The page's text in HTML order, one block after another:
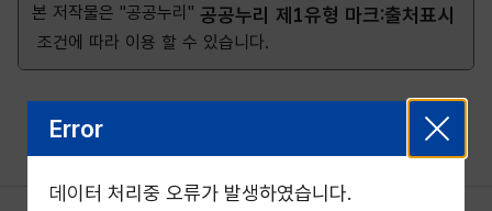
본 저작물은 "공공누리" 공공누리 제1유형 마크:출처표시
조건에 따라 이용 할 수 있습니다.
Error
데이터 처리중 오류가 발생하였습니다.